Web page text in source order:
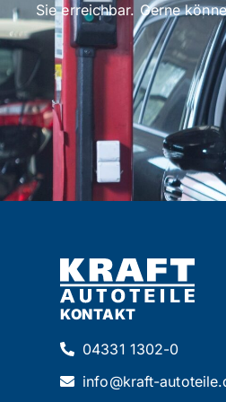
Sie erreichbar. Gerne
KONTAKT
04331 1302-0
info@kraft-